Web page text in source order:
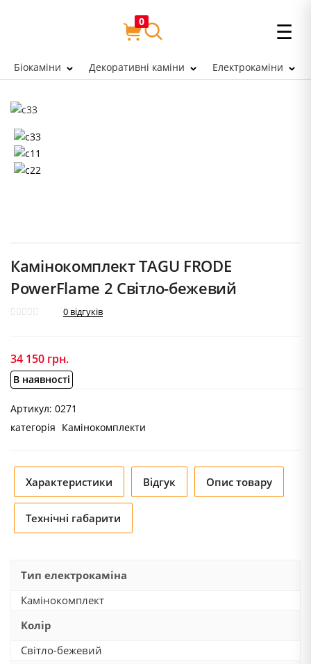
☰
0
Біокаміни Декоративні каміни Електрокаміни
Камінокомплект TAGU FRODE
PowerFlame 2 Світло-бежевий
0 відгуків
34 150 грн.
В наявності
Артикул: 0271
категорія Камінокомплекти
Характеристики Відгук Опис товару
Технічні габарити
Тип електрокаміна
Камінокомплект
Колір
Світло-бежевий